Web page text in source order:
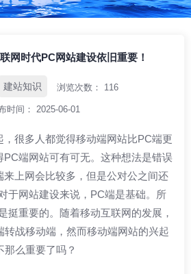
网时代PC网站建设依旧重要！
建站知识 浏览次数： 116
时间： 2025-06-01
很多人都觉得移动端网站比PC端更
端网站可有可无。这种想法是错误
来上网会比较多，但是公对公之间还
于网站建设来说，PC端是基础。所
挺重要的。随着移动互联网的发展，
转战移动端，然而移动端网站的兴起
那么重要了吗？